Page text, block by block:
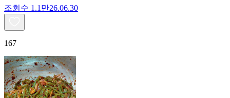
조회수 1.1만26.06.30
167